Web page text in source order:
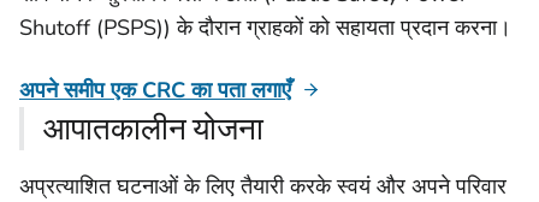
Shutoff (PSPS)) के दौरान ग्राहकों को सहायता प्रदान करना।
अपने समीप एक CRC का पता लगाएँ
आपातकालीन योजना
अप्रत्याशित घटनाओं के लिए तैयारी करके स्वयं और अपने परिवार